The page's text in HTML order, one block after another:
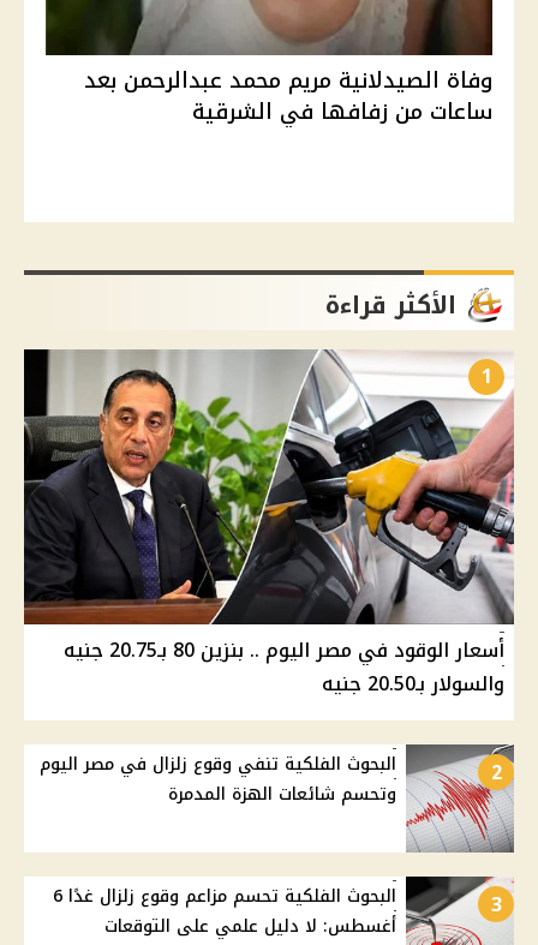
وفاة الصيدلانية مريم محمد عبدالرحمن بعد
ساعات من زفافها في الشرقية
الأكثر قراءة
1
أسعار الوقود في مصر اليوم .. بنزين 80 بـ20.75 جنيه
والسولار بـ20.50 جنيه
2
البحوث الفلكية تنفي وقوع زلزال في مصر اليوم
وتحسم شائعات الهزة المدمرة
3
البحوث الفلكية تحسم مزاعم وقوع زلزال غدًا 6
أغسطس: لا دليل علمي على التوقعات